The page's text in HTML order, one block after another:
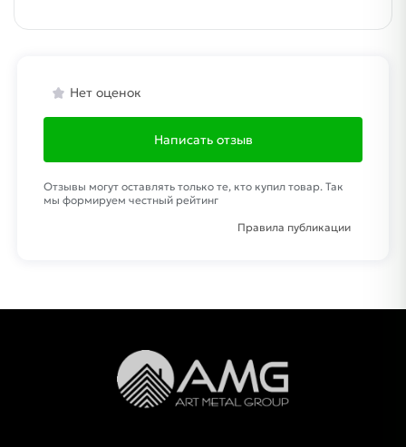
Нет оценок
Написать отзыв
Отзывы могут оставлять только те, кто купил товар. Так
мы формируем честный рейтинг
Правила публикации